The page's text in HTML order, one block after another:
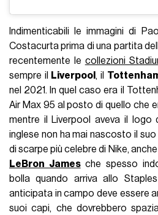
Indimenticabili le immagini di
Costacurta prima di una partita
recentemente le collezioni
sempre il
Liverpool , il
nel 2021. In quel caso era il
Air Max 95 al posto di quello che
mentre il Liverpool aveva il logo
inglese non ha mai nascosto il
di scarpe più celebre di Nike,
LeBron Jamesche spesso
bolla quando arriva allo
anticipata in campo deve essere
suoi capi, che dovrebbero